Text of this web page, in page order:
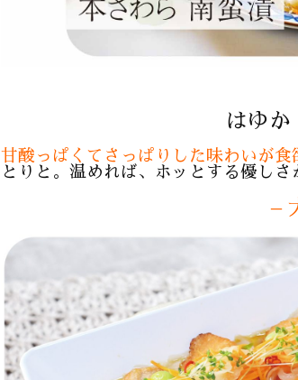
はゆ
甘酸っぱくてさっぱりした味わいが
とりと。温めれば、ホッとする優し
–